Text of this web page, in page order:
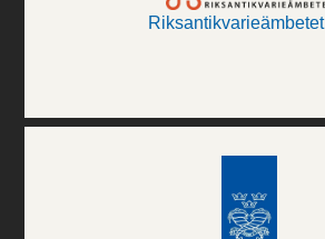
Riksantikvarieämbetet